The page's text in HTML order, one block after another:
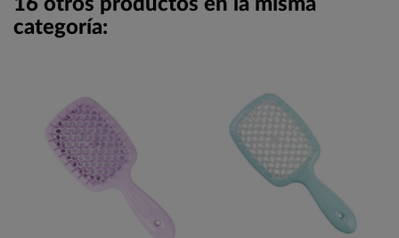
16 otros productos en la misma
categoría: